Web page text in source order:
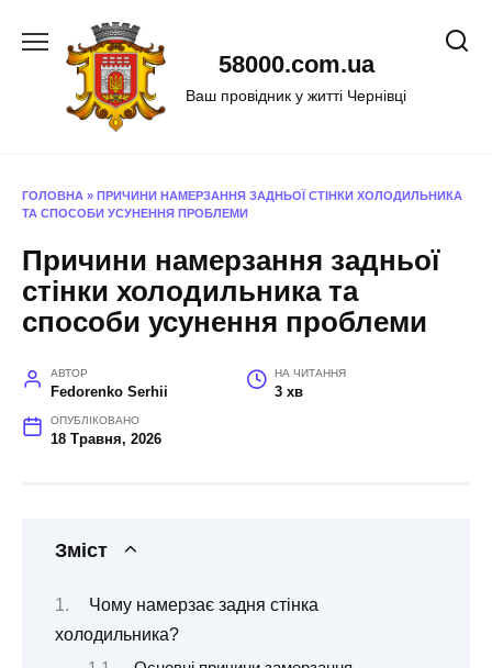
58000.com.ua
Ваш провідник у житті Чернівці
ГОЛОВНА » ПРИЧИНИ НАМЕРЗАННЯ ЗАДНЬОЇ СТІНКИ ХОЛОДИЛЬНИКА
ТА СПОСОБИ УСУНЕННЯ ПРОБЛЕМИ
Причини намерзання задньої
стінки холодильника та
способи усунення проблеми
АВТОР
Fedorenko Serhii
НА ЧИТАННЯ
3 хв
ОПУБЛІКОВАНО
18 Травня, 2026
Зміст
Чому намерзає задня стінка
холодильника?